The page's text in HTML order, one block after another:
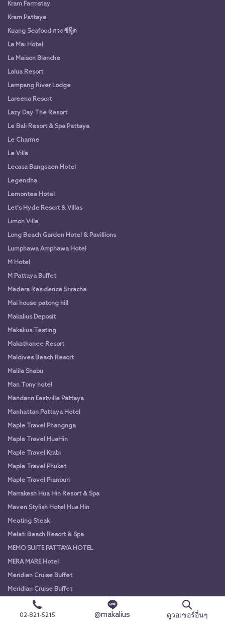
Kram Farmstay
Kram Pattaya
Kuang Seafood กวง ซีฟู๊ด
La Mai Hotel
La Maison Blanche
Lalua Resort
Lampang River Lodge
Lareena Resort
Lazy Day The Resort
Le Bali Resort & Spa Pattaya
Le Charme
Le Villa
Lecasa Bangsaen Hotel
Legendha
Lemontea Hotel
Let's Hyde Resort & Villas
Limon Villa
Long Beach Garden Hotel & Pavillions
Lumphawa Amphawa Hotel
M Hotel
M Pattaya Buffet
Madera Residence Sriracha
Mai house patong hill
Makalius Deposit
Makalius Testing
Makathanee Resort
Maldives Beach Resort
Malila Shabu
Man Tony hotel
Mandarin Eastville Pattaya
Manhattan Pattaya Hotel
Maple Travel Phangnga
Maple Travel HuaHin
Maple Travel Krabi
Maple Travel Phuket
Maple Travel Pranburi
Marrakesh Hua Hin Resort & Spa
Maven Stylish Hotel Hua Hin
Meating Steak
Melati Beach Resort & Spa
MEMO SUITE PATTAYA HOTEL
MERA MARE Hotel
Meridian Cruise Buffet
Meridian Cruise Buffet
MeStyle Museum Hotel
MeStyle Place Hotel
02-821-5215 @makalius ดูวอเชอร์อื่นๆ